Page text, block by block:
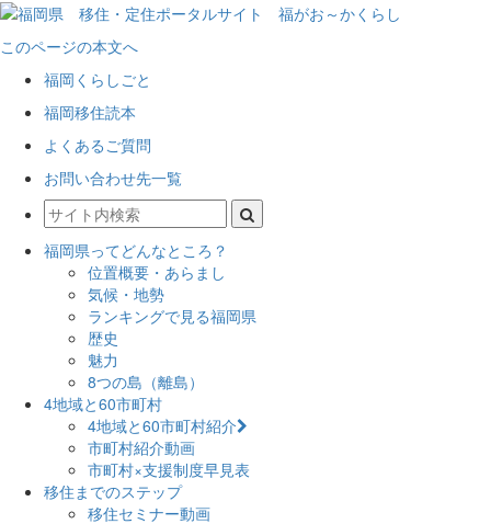
このページの本文へ
福岡くらしごと
福岡移住読本
よくあるご質問
お問い合わせ先一覧
福岡県ってどんなところ？
位置概要・あらまし
気候・地勢
ランキングで見る福岡県
歴史
魅力
8つの島（離島）
4地域と60市町村
4地域と60市町村紹介
市町村紹介動画
市町村×支援制度早見表
移住までのステップ
移住セミナー動画